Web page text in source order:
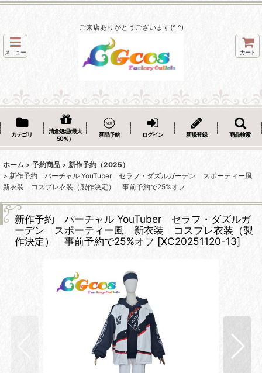
ご来店ありがとうございます(^_^)
メニュー カート
カテゴリ
清倉処理(最大
50％）
新品予約 ログイン 新規登録 商品検索
ホーム > 予約商品 > 新作予約（2025）
> 新作予約 バーチャル YouTuber セラフ・ダズルガーデン スポーティー風
新衣装 コスプレ衣装（製作決定） 事前予約で25%オフ
新作予約 バーチャル YouTuber セラフ・ダズルガ
ーデン スポーティー風 新衣装 コスプレ衣装（製
作決定） 事前予約で25%オフ [XC20251120-13]